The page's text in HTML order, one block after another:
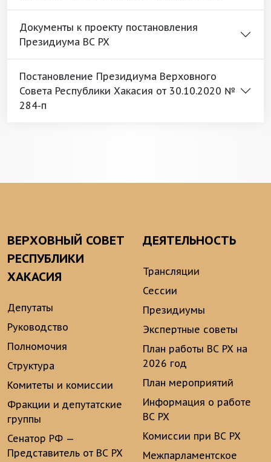
Документы к проекту постановления
Президиума ВС РХ
Постановление Президиума Верховного
Совета Республики Хакасия от 30.10.2020 №
284-п
ВЕРХОВНЫЙ СОВЕТ
РЕСПУБЛИКИ
ХАКАСИЯ
Депутаты
Руководство
Полномочия
Структура
Комитеты и комиссии
Фракции и депутатские
группы
Сенатор РФ —
Представитель от ВС РХ
ДЕЯТЕЛЬНОСТЬ
Трансляции
Сессии
Президиумы
Экспертные советы
План работы ВС РХ на
2026 год
План мероприятий
Информация о работе
ВС РХ
Комиссии при ВС РХ
Межпарламентское